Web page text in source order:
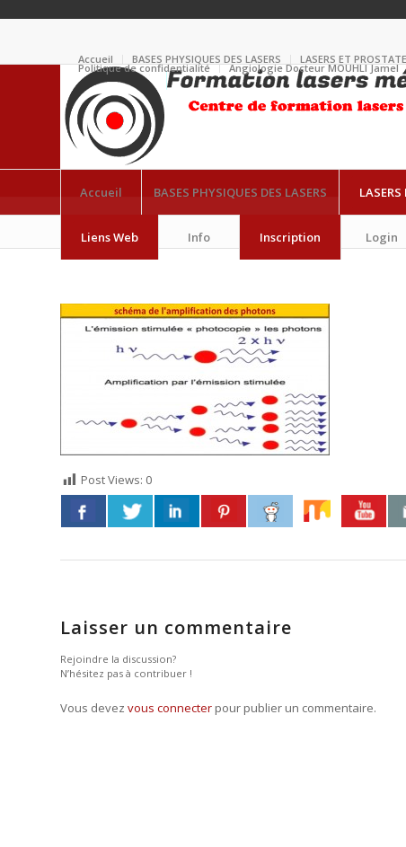
Accueil BASES PHYSIQUES DES LASERS LASERS ET PROSTATE
Politique de confidentialité Angiologie Docteur MOUHLI Jamel
Accueil BASES PHYSIQUES DES LASERS
Liens Web Info Inscription Login
Post Views: 0
Laisser un commentaire
Rejoindre la discussion?
N’hésitez pas à contribuer !
Vous devez vous connecter pour publier un commentaire.